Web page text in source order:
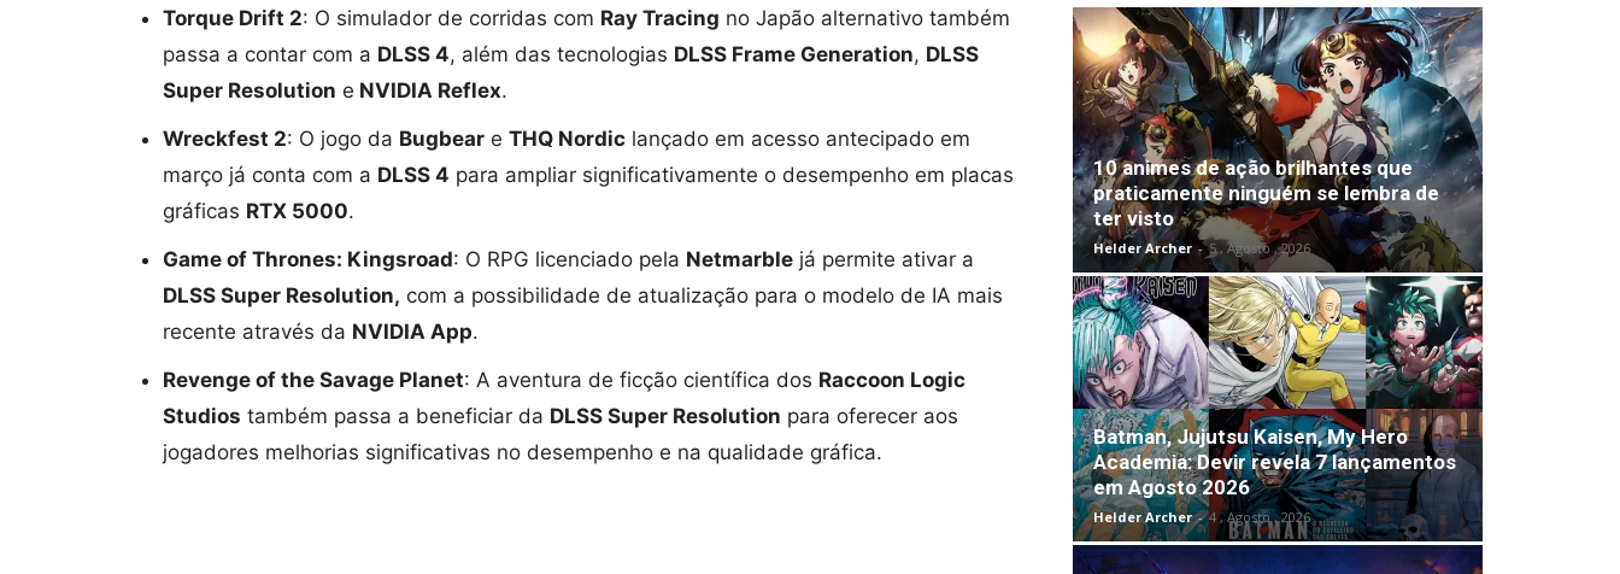
Torque Drift 2: O simulador de corridas com Ray Tracing no Japão alternativo também
passa a contar com a DLSS 4, além das tecnologias DLSS Frame Generation, DLSS
Super Resolution e NVIDIA Reflex.
Wreckfest 2: O jogo da Bugbear e THQ Nordic lançado em acesso antecipado em
março já conta com a DLSS 4 para ampliar significativamente o desempenho em placas
gráficas RTX 5000.
Game of Thrones: Kingsroad: O RPG licenciado pela Netmarble já permite ativar a
DLSS Super Resolution, com a possibilidade de atualização para o modelo de IA mais
recente através da NVIDIA App.
Revenge of the Savage Planet: A aventura de ficção científica dos Raccoon Logic
Studios também passa a beneficiar da DLSS Super Resolution para oferecer aos
jogadores melhorias significativas no desempenho e na qualidade gráfica.
10 animes de ação brilhantes que
praticamente ninguém se lembra de
ter visto
Helder Archer - 5 , Agosto , 2026
Batman, Jujutsu Kaisen, My Hero
Academia: Devir revela 7 lançamentos
em Agosto 2026
Helder Archer - 4 , Agosto , 2026